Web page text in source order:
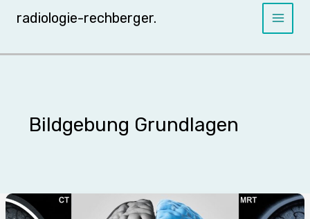
radiologie-rechberger.
Bildgebung Grundlagen